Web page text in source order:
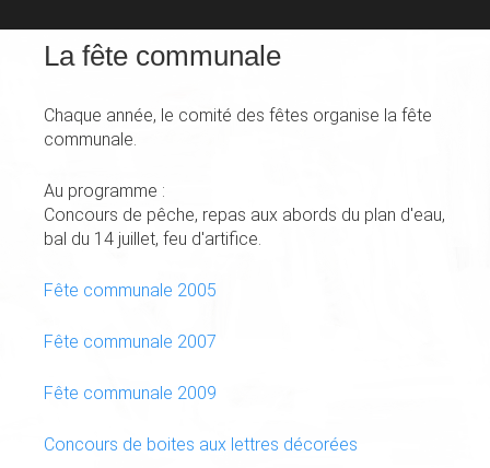
La fête communale
Chaque année, le comité des fêtes organise la fête
communale.
Au programme :
Concours de pêche, repas aux abords du plan d'eau,
bal du 14 juillet, feu d'artifice.
Fête communale 2005
Fête communale 2007
Fête communale 2009
Concours de boites aux lettres décorées